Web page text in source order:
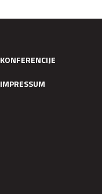
KONFERENCIJE
IMPRESSUM